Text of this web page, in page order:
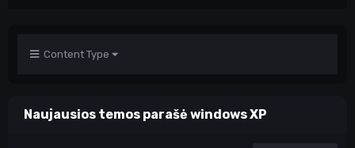
Content Type
Naujausios temos parašė windows XP